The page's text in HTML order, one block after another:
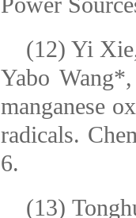
(12) Yi
Yabo
manganese
radicals.
6.
(13)